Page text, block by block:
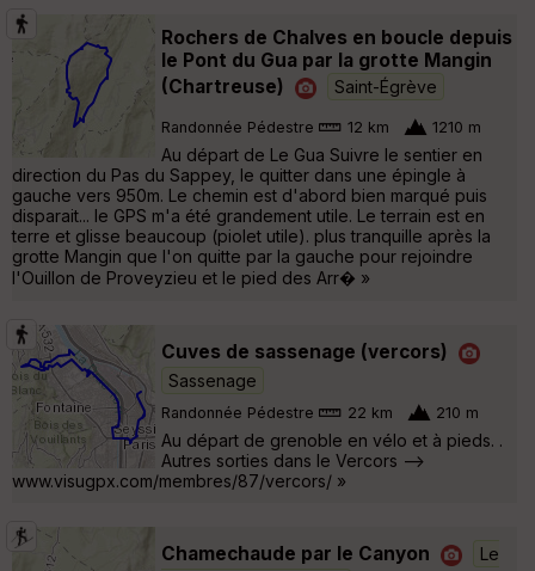
Rochers de Chalves en boucle depuis
le Pont du Gua par la grotte Mangin
(Chartreuse)
Saint-Égrève
Randonnée Pédestre 12 km 1210 m
Au départ de Le Gua Suivre le sentier en
direction du Pas du Sappey, le quitter dans une épingle à
gauche vers 950m. Le chemin est d'abord bien marqué puis
disparait... le GPS m'a été grandement utile. Le terrain est en
terre et glisse beaucoup (piolet utile). plus tranquille après la
grotte Mangin que l'on quitte par la gauche pour rejoindre
l'Ouillon de Proveyzieu et le pied des Arr� »
Cuves de sassenage (vercors)
Sassenage
Randonnée Pédestre 22 km 210 m
Au départ de grenoble en vélo et à pieds. .
Autres sorties dans le Vercors -->
www.visugpx.com/membres/87/vercors/ »
Chamechaude par le Canyon
Le